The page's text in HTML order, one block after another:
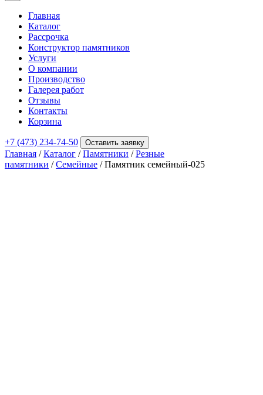
Главная
Каталог
Рассрочка
Конструктор памятников
Услуги
О компании
Производство
Галерея работ
Отзывы
Контакты
Корзина
+7 (473) 234-74-50 Оставить заявку
Главная /Каталог /Памятники /Резные
памятники /Семейные / Памятник семейный-025